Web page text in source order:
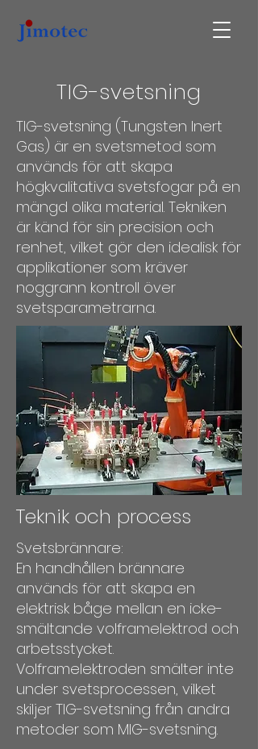
TIG-svetsning
TIG-svetsning (Tungsten Inert
Gas) är en svetsmetod som
används för att skapa
högkvalitativa svetsfogar på en
mängd olika material. Tekniken
är känd för sin precision och
renhet, vilket gör den idealisk för
applikationer som kräver
noggrann kontroll över
svetsparametrarna.
Teknik och process
Svetsbrännare:
En handhållen brännare
används för att skapa en
elektrisk båge mellan en icke-
smältande volframelektrod och
arbetsstycket.
Volframelektroden smälter inte
under svetsprocessen, vilket
skiljer TIG-svetsning från andra
metoder som MIG-svetsning.